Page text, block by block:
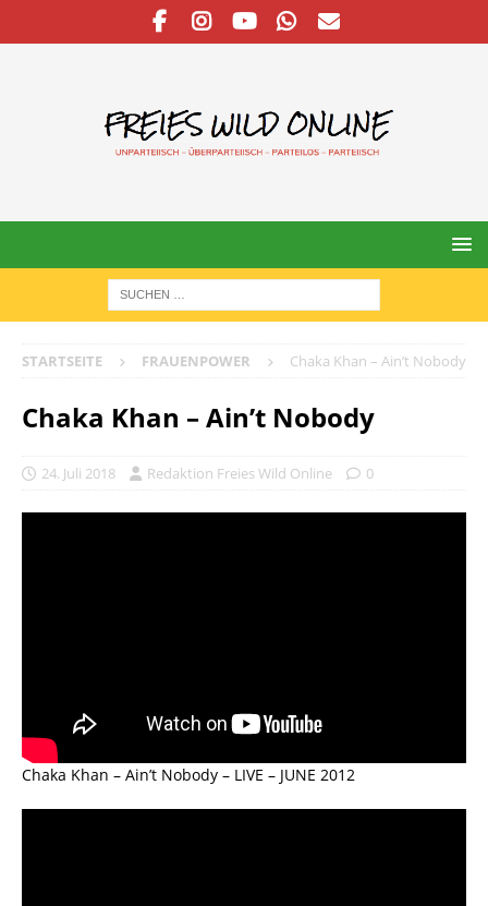
STARTSEITE FRAUENPOWER Chaka Khan – Ain’t Nobody
Chaka Khan – Ain’t Nobody
24. Juli 2018 Redaktion Freies Wild Online 0
Chaka Khan – Ain’t Nobody – LIVE – JUNE 2012